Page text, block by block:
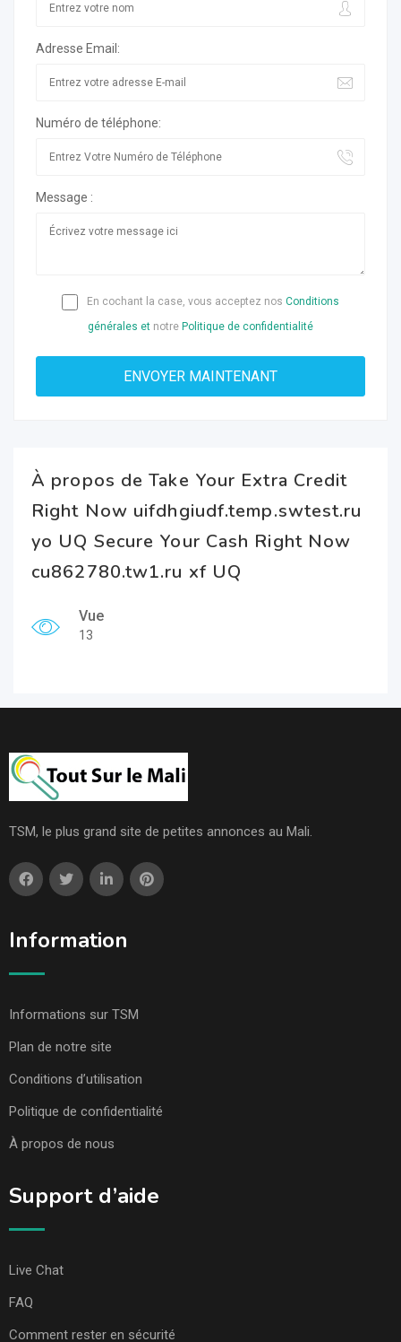
Adresse Email:
Numéro de téléphone:
Message :
En cochant la case, vous acceptez nos Conditions
générales et notre Politique de confidentialité
À propos de Take Your Extra Credit
Right Now uifdhgiudf.temp.swtest.ru
yo UQ Secure Your Cash Right Now
cu862780.tw1.ru xf UQ
Vue
13
TSM, le plus grand site de petites annonces au Mali.
Information
Informations sur TSM
Plan de notre site
Conditions d’utilisation
Politique de confidentialité
À propos de nous
Support d’aide
Live Chat
FAQ
Comment rester en sécurité